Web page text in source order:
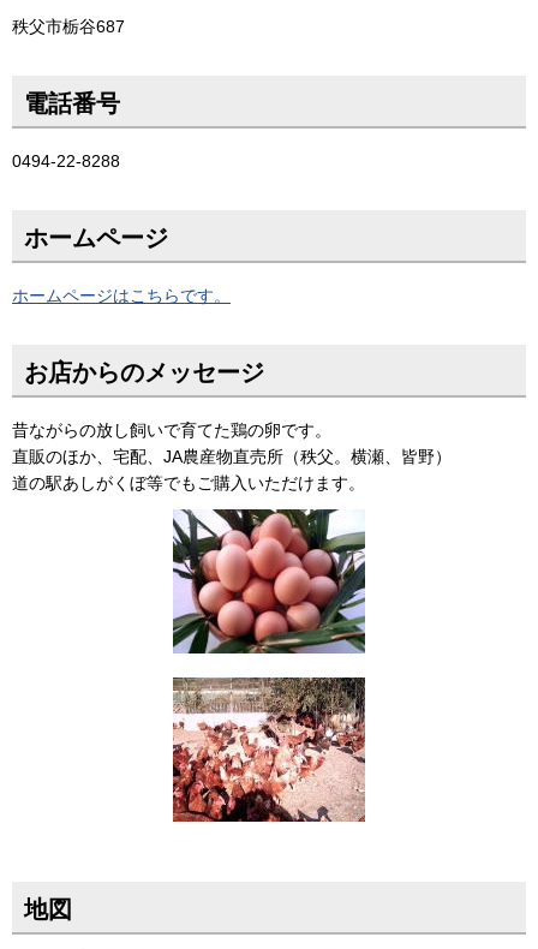
秩父市栃谷687
電話番号
0494-22-8288
ホームページ
ホームページはこちらです。
お店からのメッセージ
昔ながらの放し飼いで育てた鶏の卵です。
直販のほか、宅配、JA農産物直売所（秩父。横瀬、皆野）
道の駅あしがくぼ等でもご購入いただけます。
地図